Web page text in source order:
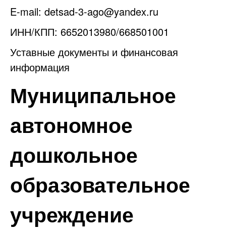
E-mail: detsad-3-ago@yandex.ru
ИНН/КПП: 6652013980/668501001
Уставные документы и финансовая
информация
Муниципальное
автономное
дошкольное
образовательное
учреждение